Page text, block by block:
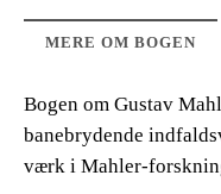
MERE OM BOGEN
Bogen om Gustav
banebrydende
værk i Mahler-